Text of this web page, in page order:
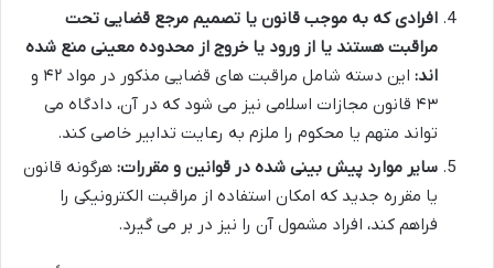
افرادی که به موجب قانون یا تصمیم مرجع قضایی تحت
مراقبت هستند یا از ورود یا خروج از محدوده معینی منع شده
اند:
این دسته شامل مراقبت های قضایی مذکور در مواد ۴۲ و
۴۳ قانون مجازات اسلامی نیز می شود که در آن، دادگاه می
تواند متهم یا محکوم را ملزم به رعایت تدابیر خاصی کند.
سایر موارد پیش بینی شده در قوانین و مقررات: هرگونه قانون
یا مقرره جدید که امکان استفاده از مراقبت الکترونیکی را
فراهم کند، افراد مشمول آن را نیز در بر می گیرد.